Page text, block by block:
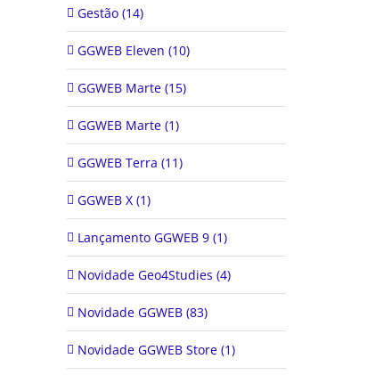
Gestão (14)
GGWEB Eleven (10)
GGWEB Marte (15)
GGWEB Marte (1)
GGWEB Terra (11)
GGWEB X (1)
Lançamento GGWEB 9 (1)
Novidade Geo4Studies (4)
Novidade GGWEB (83)
Novidade GGWEB Store (1)